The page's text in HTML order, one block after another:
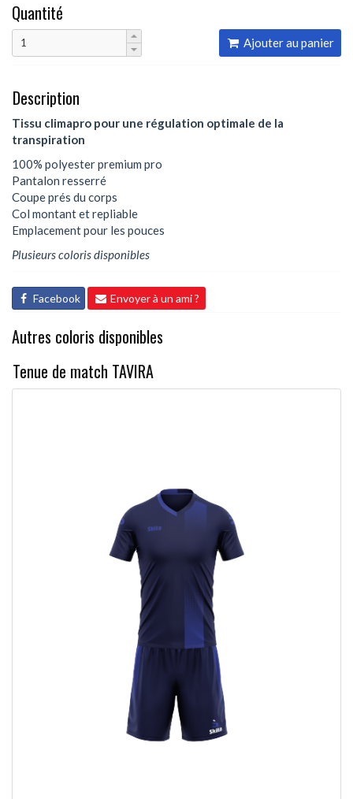
Quantité
Ajouter au panier
Description
Tissu climapro pour une régulation optimale de la
transpiration
100% polyester premium pro
Pantalon resserré
Coupe prés du corps
Col montant et repliable
Emplacement pour les pouces
Plusieurs coloris disponibles
Facebook Envoyer à un ami ?
Autres coloris disponibles
Tenue de match TAVIRA